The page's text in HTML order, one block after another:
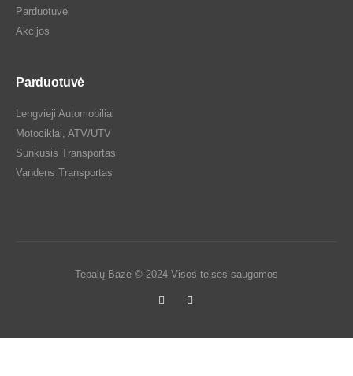
Parduotuvė
Akcijos
Parduotuvė
Lengvieji Automobiliai
Motociklai, ATV/UTV
Sunkusis Transportas
Vandens Transportas
Tepalų Bazė © 2024 Visos teisės saugomos